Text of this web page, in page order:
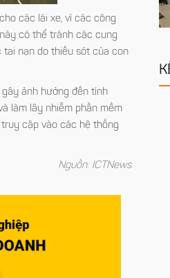
các lái xe, vì các công
có thể tránh các cung
tai nạn do thiếu sót của con
ảnh hưởng đến tính
làm lây nhiễm phần mềm
cập vào các hệ thống
Nguồn: ICTNews